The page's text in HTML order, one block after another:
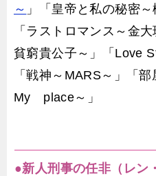
～ 」「皇帝と私の秘密
「ラストロマンス～金
貧窮貴公子～」「Love
「戦神～MARS～」「
My place～」
●新人刑事の任非（レン